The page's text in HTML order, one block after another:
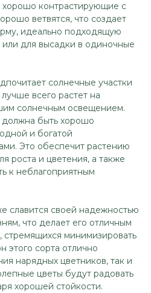
контрастирующие с
ветвятся, что создает
идеально подходящую
или для высадки в одиночные
солнечные участки
всего растет на
солнечным освещением.
должна быть хорошо
и богатой
Это обеспечит растению
роста и цветения, а также
к неблагоприятным
славится своей надежностью
что делает его отличным
минимизировать
этого сорта отлично
нарядных цветников, так и
цветы будут радовать
хорошей стойкости.